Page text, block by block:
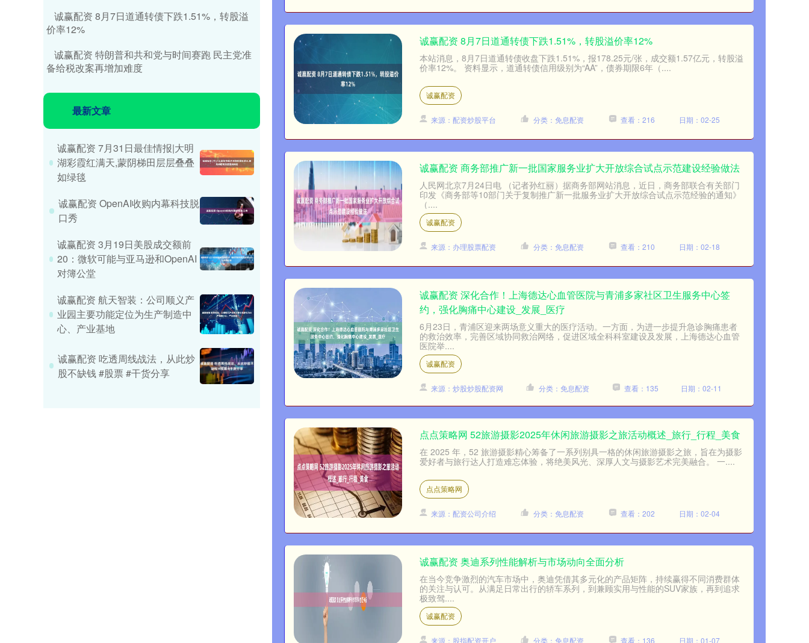
诚赢配资 8月7日道通转债下跌1.51%，转股溢价率12%
本站消息，8月7日道通转债收盘下跌1.51%，报178.25元/张，成交额1.57亿元，转股溢
价率12%。 资料显示，道通转债信用级别为“AA”，债券期限6年（....
诚赢配资
来源：配资炒股平台 分类：免息配资 查看：216 日期：02-25
诚赢配资 商务部推广新一批国家服务业扩大开放综合试点示范建设经验做法
人民网北京7月24日电 （记者孙红丽）据商务部网站消息，近日，商务部联合有关部门
印发《商务部等10部门关于复制推广新一批服务业扩大开放综合试点示范经验的通知》
（....
诚赢配资
来源：办理股票配资 分类：免息配资 查看：210 日期：02-18
诚赢配资 深化合作！上海德达心血管医院与青浦多家社区卫生服务中心签
约，强化胸痛中心建设_发展_医疗
6月23日，青浦区迎来两场意义重大的医疗活动。一方面，为进一步提升急诊胸痛患者
的救治效率，完善区域协同救治网络，促进区域全科科室建设及发展，上海德达心血管
医院举....
诚赢配资
来源：炒股炒股配资网 分类：免息配资 查看：135 日期：02-11
点点策略网 52旅游摄影2025年休闲旅游摄影之旅活动概述_旅行_行程_美食
在 2025 年，52 旅游摄影精心筹备了一系列别具一格的休闲旅游摄影之旅，旨在为摄影
爱好者与旅行达人打造难忘体验，将绝美风光、深厚人文与摄影艺术完美融合。 一....
点点策略网
来源：配资公司介绍 分类：免息配资 查看：202 日期：02-04
诚赢配资 奥迪系列性能解析与市场动向全面分析
在当今竞争激烈的汽车市场中，奥迪凭借其多元化的产品矩阵，持续赢得不同消费群体
的关注与认可。从满足日常出行的轿车系列，到兼顾实用与性能的SUV家族，再到追求
极致驾....
诚赢配资
来源：股指配资开户 分类：免息配资 查看：136 日期：01-07
诚赢配资 8月7日道通转债下跌1.51%，转股溢
价率12%
诚赢配资 特朗普和共和党与时间赛跑 民主党准
备给税改案再增加难度
最新文章
诚赢配资 7月31日最佳情报|大明
湖彩霞红满天,蒙阴梯田层层叠叠
如绿毯
诚赢配资 OpenAI收购内幕科技脱
口秀
诚赢配资 3月19日美股成交额前
20：微软可能与亚马逊和OpenAI
对簿公堂
诚赢配资 航天智装：公司顺义产
业园主要功能定位为生产制造中
心、产业基地
诚赢配资 吃透周线战法，从此炒
股不缺钱 #股票 #干货分享